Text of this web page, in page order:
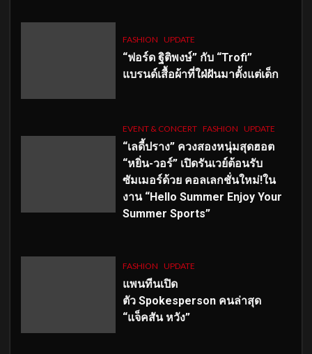
FASHION UPDATE
“ฟอร์ด ฐิติพงษ์” กับ “Trofi”
แบรนด์เสื้อผ้าที่ใฝ่ฝันมาตั้งแต่เด็ก
EVENT & CONCERT FASHION UPDATE
“เลดี้ปราง” ควงสองหนุ่มสุดฮอต
“หยิ่น-วอร์” เปิดรันเวย์ต้อนรับ
ซัมเมอร์ด้วย คอลเลกชั่นใหม่!ใน
งาน “Hello Summer Enjoy Your
Summer Sports”
FASHION UPDATE
แพนทีนเปิด
ตัว Spokesperson คนล่าสุด
“แจ็คสัน หวัง”